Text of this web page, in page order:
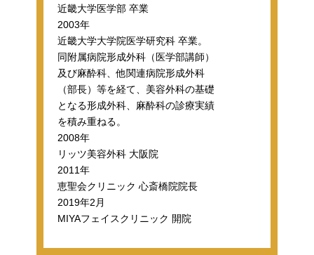
近畿大学医学部 卒業
2003年
近畿大学大学院医学研究科 卒業。
同附属病院形成外科（医学部講師）
及び麻酔科、他関連病院形成外科
（部長）等を経て、美容外科の基礎
となる形成外科、麻酔科の診療実績
を積み重ねる。
2008年
リッツ美容外科 大阪院
2011年
恵聖会クリニック 心斎橋院院長
2019年2月
MIYAフェイスクリニック 開院